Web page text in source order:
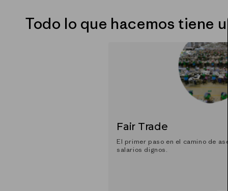
Todo lo que hacemos tiene
Fair Trade
El primer paso en el camino de
salarios dignos.